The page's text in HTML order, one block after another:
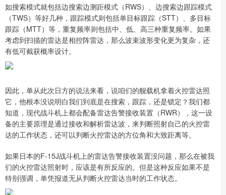
如搜索模式就包括边搜索边测距模式（RWS）、边搜索边跟踪模式
（TWS）等好几种，跟踪模式则包括单目标跟踪（STT）、多目标
跟踪（MTT）等，重复频率则包括中、低、高三种重复频率。如果
考虑到扫描的雷达是相控阵雷达，那么波束波形变化更为复杂，还
有低可截获概率设计。
因此，单从此次日方的说法来看，说咱们的舰载机拿着火控雷达照
它，他根本没说明白我们到底是在搜索，跟踪，还是锁定？我们都
知道，现代战斗机上都会配备雷达告警接收装置（RWR），这一设
备的主要原理是通过接收和解析雷达波，来判断照射自己的火控雷
达的工作状态，还可以判断火控雷达的方位角和大致距离等。
如果日本的F-15J战斗机上的雷达告警接收装置没问题，那么在被我
们的火控雷达照射时，应该是有所反应的。但是这种反应如果不是
特别强调，单凭报道无从判断火控雷达当时的工作状态。